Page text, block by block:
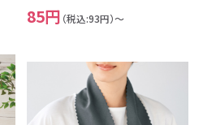
85円 （税込:93円）～